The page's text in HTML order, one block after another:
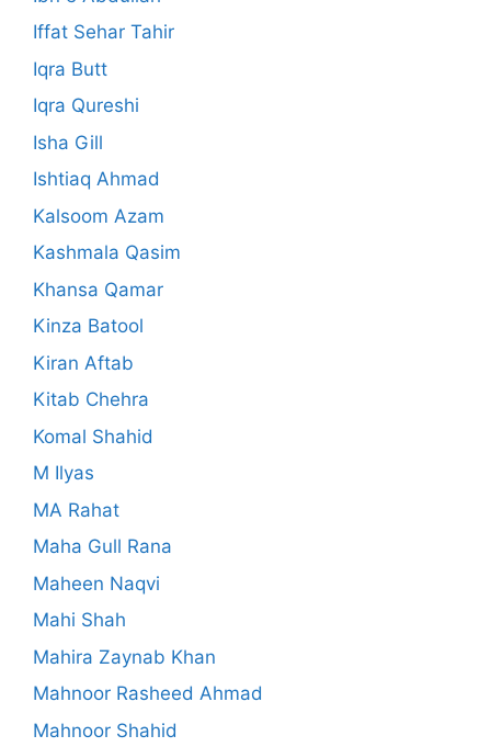
Iffat Sehar Tahir
Iqra Butt
Iqra Qureshi
Isha Gill
Ishtiaq Ahmad
Kalsoom Azam
Kashmala Qasim
Khansa Qamar
Kinza Batool
Kiran Aftab
Kitab Chehra
Komal Shahid
M Ilyas
MA Rahat
Maha Gull Rana
Maheen Naqvi
Mahi Shah
Mahira Zaynab Khan
Mahnoor Rasheed Ahmad
Mahnoor Shahid